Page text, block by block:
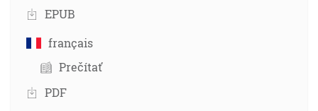
EPUB
français
Prečítať
PDF